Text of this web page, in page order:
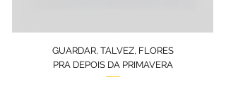
GUARDAR, TALVEZ, FLORES
PRA DEPOIS DA PRIMAVERA